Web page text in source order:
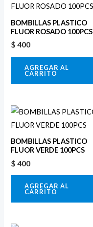
BOMBILLAS PLASTICO
FLUOR ROSADO 100PCS
$ 400
AGREGAR AL
CARRITO
BOMBILLAS PLASTICO
FLUOR VERDE 100PCS
$ 400
AGREGAR AL
CARRITO